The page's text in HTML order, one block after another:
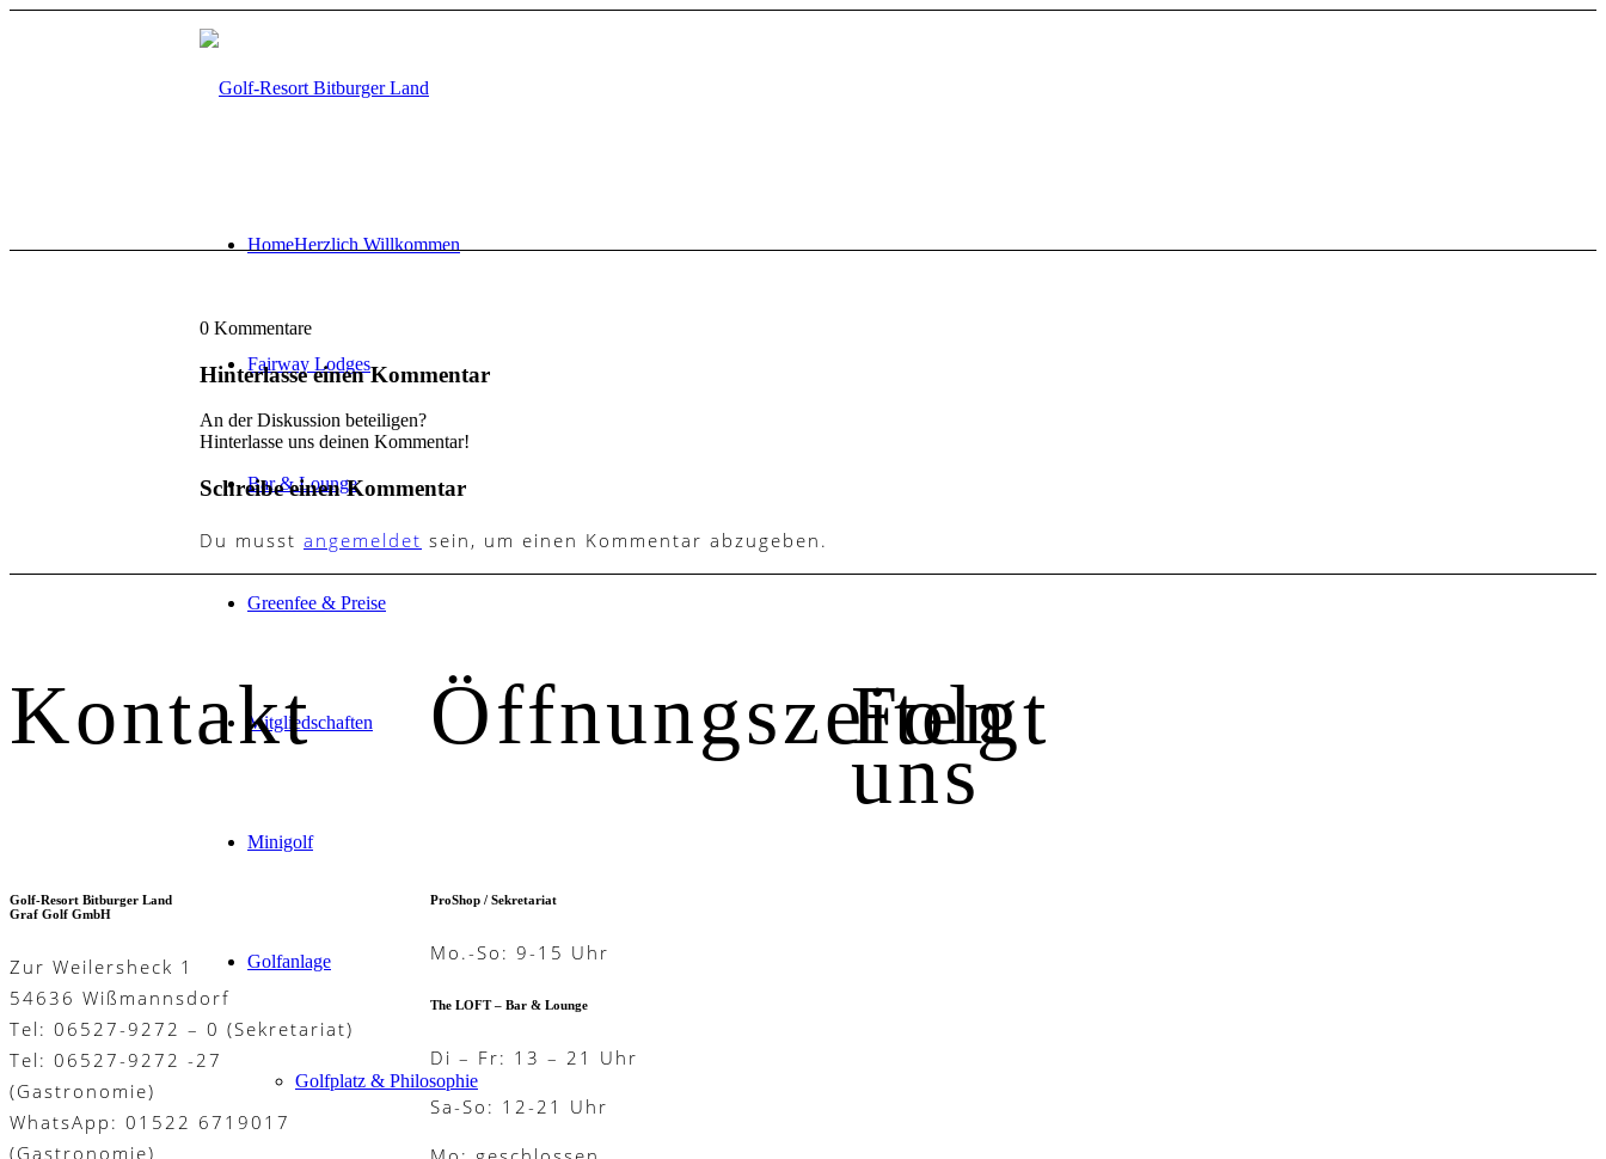
HomeHerzlich Willkommen
Fairway Lodges
Bar & Lounge
Greenfee & Preise
Mitgliedschaften
Minigolf
Golfanlage
Golfplatz & Philosophie
0 Kommentare
Hinterlasse einen Kommentar
An der Diskussion beteiligen?
Hinterlasse uns deinen Kommentar!
Schreibe einen Kommentar
Du musst angemeldet sein, um einen Kommentar abzugeben.
Kontakt
Golf-Resort Bitburger Land
Graf Golf GmbH
Zur Weilersheck 1
54636 Wißmannsdorf
Tel: 06527-9272 – 0 (Sekretariat)
Tel: 06527-9272 -27
(Gastronomie)
WhatsApp: 01522 6719017
(Gastronomie)
Öffnungszeiten
ProShop / Sekretariat
Mo.-So: 9-15 Uhr
The LOFT – Bar & Lounge
Di – Fr: 13 – 21 Uhr
Sa-So: 12-21 Uhr
Folgt
uns